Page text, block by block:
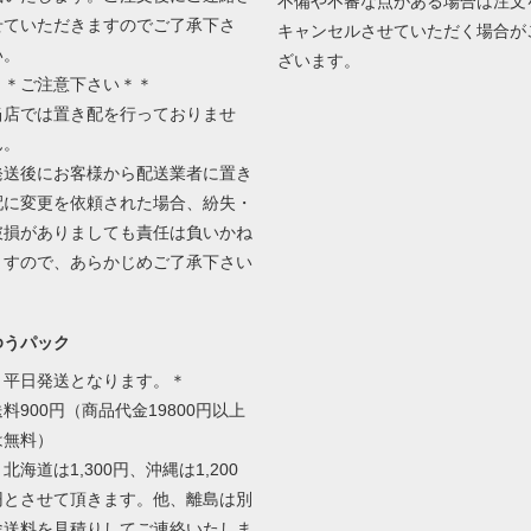
ていただきますのでご了承下さ
ご注意下さい＊＊
店では置き配を行っておりませ
送後にお客様から配送業者に置き
変更を依頼された場合、紛失・
損がありましても責任は負いかね
すので、あらかじめご了承下さい
パック
日発送となります。＊
料900円（商品代金19800円以上
料）
北海道は1,300円、沖縄は1,200
とさせて頂きます。他、離島は別
キャンセルさせていただく場合が
ざいます。